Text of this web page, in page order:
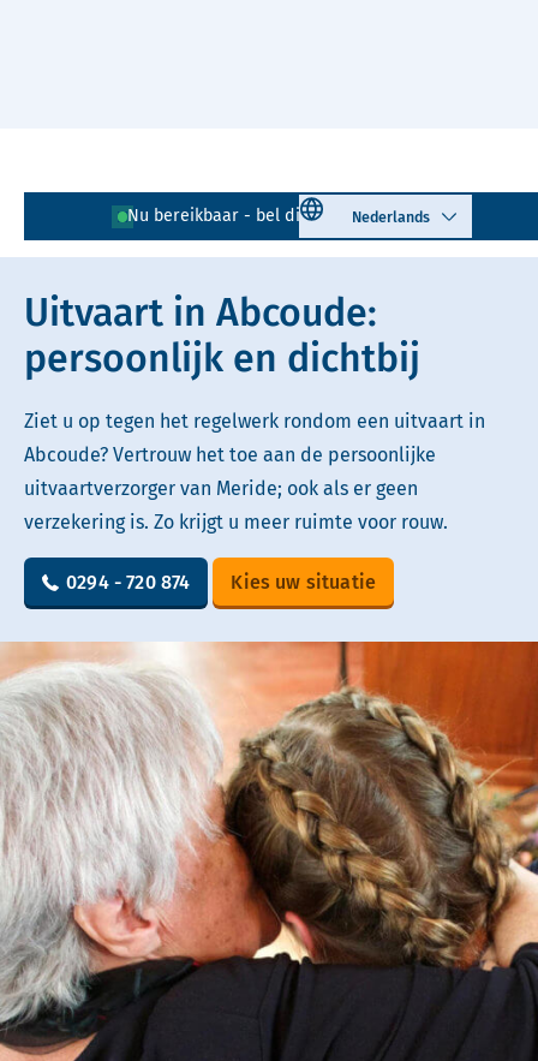
Nu bereikbaar - bel direct! 0294 - 720 874
Select language
Lees voor Uitleg woorden
Simpele tekst
Uitvaart in Abcoude:
persoonlijk en dichtbij
Ziet u op tegen het regelwerk rondom een uitvaart in
Abcoude? Vertrouw het toe aan de persoonlijke
uitvaartverzorger van Meride; ook als er geen
verzekering is. Zo krijgt u meer ruimte voor rouw.
0294 - 720 874 Kies uw situatie